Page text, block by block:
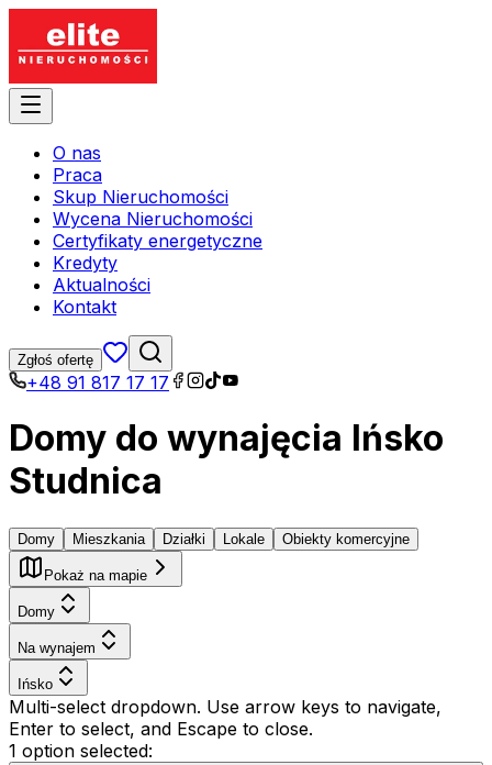
O nas
Praca
Skup Nieruchomości
Wycena Nieruchomości
Certyfikaty energetyczne
Kredyty
Aktualności
Kontakt
Zgłoś ofertę
+48 91 817 17 17
Domy do wynajęcia Ińsko
Studnica
Domy Mieszkania Działki Lokale Obiekty komercyjne
Pokaż na mapie
Domy
Na wynajem
Ińsko
Multi-select dropdown. Use arrow keys to navigate,
Enter to select, and Escape to close.
1 option selected: